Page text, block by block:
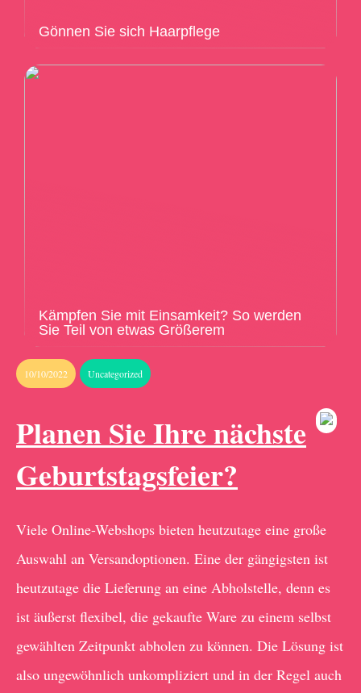
Gönnen Sie sich Haarpflege
Kämpfen Sie mit Einsamkeit? So werden
Sie Teil von etwas Größerem
10/10/2022 Uncategorized
Planen Sie Ihre nächste
Geburtstagsfeier?
Viele Online-Webshops bieten heutzutage eine große
Auswahl an Versandoptionen. Eine der gängigsten ist
heutzutage die Lieferung an eine Abholstelle, denn es
ist äußerst flexibel, die gekaufte Ware zu einem selbst
gewählten Zeitpunkt abholen zu können. Die Lösung ist
also ungewöhnlich unkompliziert und in der Regel auch